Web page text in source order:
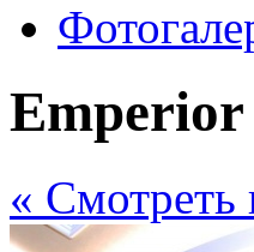
« Cмотреть